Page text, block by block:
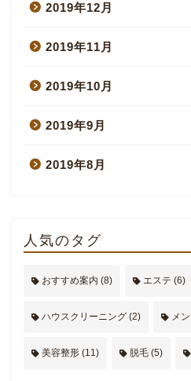
2019年12月
2019年11月
2019年10月
2019年9月
2019年8月
人気のタグ
おすすめ案内 (8) エステ (6)
ハウスクリーニング (2) メ
美容整形 (11) 脱毛 (5)